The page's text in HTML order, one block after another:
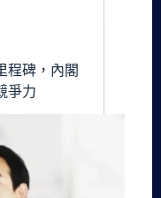
程碑，內閣
爭力